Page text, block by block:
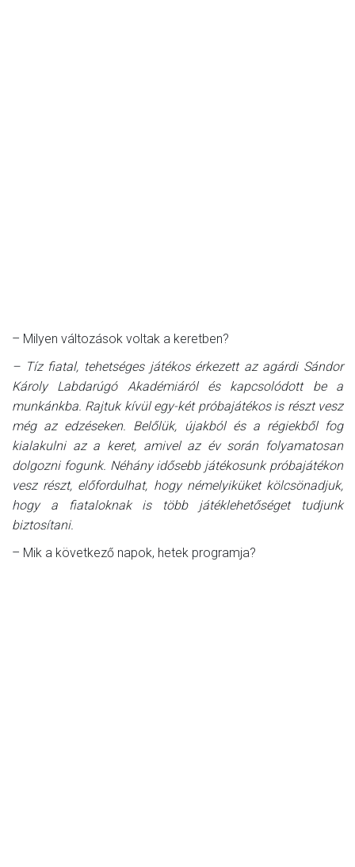
– Milyen változások voltak a keretben?
– Tíz fiatal, tehetséges játékos érkezett az agárdi Sándor
Károly Labdarúgó Akadémiáról és kapcsolódott be a
munkánkba. Rajtuk kívül egy-két próbajátékos is részt vesz
még az edzéseken. Belőlük, újakból és a régiekből fog
kialakulni az a keret, amivel az év során folyamatosan
dolgozni fogunk. Néhány idősebb játékosunk próbajátékon
vesz részt, előfordulhat, hogy némelyiküket kölcsönadjuk,
hogy a fiataloknak is több játéklehetőséget tudjunk
biztosítani.
– Mik a következő napok, hetek programja?